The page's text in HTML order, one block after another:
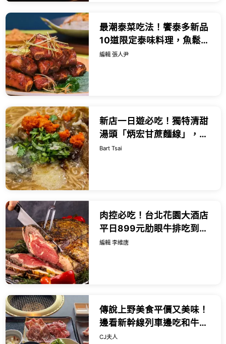
最潮泰菜吃法！饗泰多新品
10道限定泰味料理，魚鬆西
瓜 荔枝冰茶 不用飛泰國就能
編輯 張人尹
新店一日遊必吃！獨特清甜
湯頭「炳宏甘蔗麵線」，老
饕曝別忘加隱藏版辣蘿蔔乾
Bart Tsai
肉控必吃！台北花園大酒店
平日899元肋眼牛排吃到
飽，再加碼吃主廚特製燒
編輯 李維唐
傳說上野美食平價又美味！
邊看新幹線列車邊吃和牛燒
肉，一份千日圓出頭就能吃
CJ夫人